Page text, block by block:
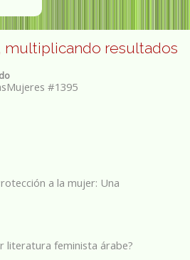
multiplicando resultados
#1395
a la mujer: Una
literatura feminista árabe?